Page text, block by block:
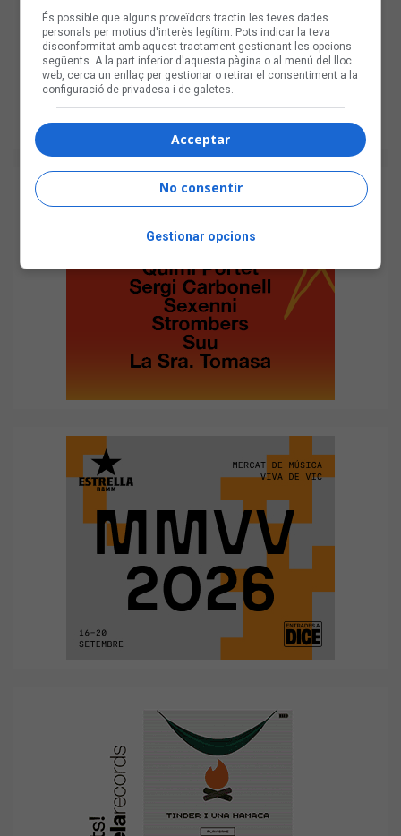
És possible que alguns proveïdors tractin les teves dades
personals per motius d'interès legítim. Pots indicar la teva
disconformitat amb aquest tractament gestionant les opcions
següents. A la part inferior d'aquesta pàgina o al menú del lloc
web, cerca un enllaç per gestionar o retirar el consentiment a la
configuració de privadesa i de galetes.
Acceptar
No consentir
Gestionar opcions